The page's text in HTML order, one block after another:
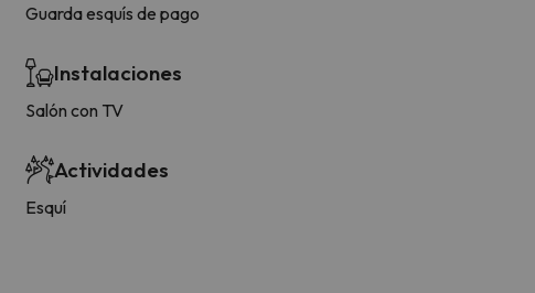
Guarda esquís de pago
Instalaciones
Salón con TV
Actividades
Esquí